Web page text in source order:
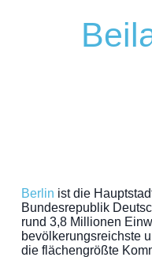
Berlin ist die
Bundesrepublik
rund 3,8 Millionen
bevölkerungsreichste
die flächengrößte